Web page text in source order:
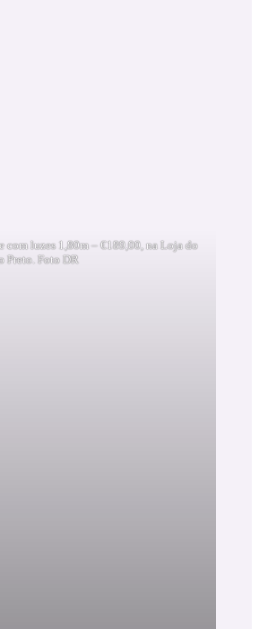
com luzes 1,80m – €189,00, na Loja do
Preto. Foto DR